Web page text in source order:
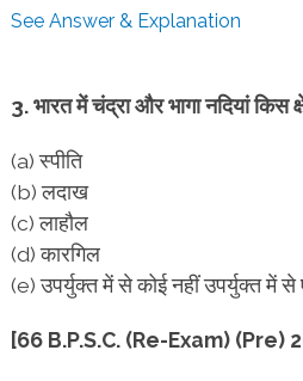
See Answer & Explanation
3. भारत में चंद्रा और भागा नदियां किस
(a) स्पीति
(b) लदाख
(c) लाहौल
(d) कारगिल
(e) उपर्युक्त में से कोई नहीं उपर्युक्त में
[66 B.P.S.C. (Re-Exam) (Pre)